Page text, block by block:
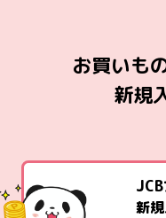
お買いも
新規
新